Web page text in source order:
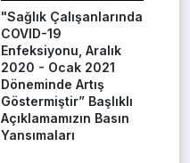
"Sağlık Çalışanlarında
COVID-19
Enfeksiyonu, Aralık
2020 - Ocak 2021
Döneminde Artış
Göstermiştir” Başlıklı
Açıklamamızın Basın
Yansımaları